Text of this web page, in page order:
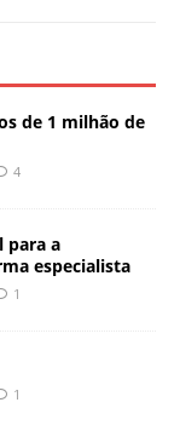
de 1 milhão de
4
para a
especialista
1
1